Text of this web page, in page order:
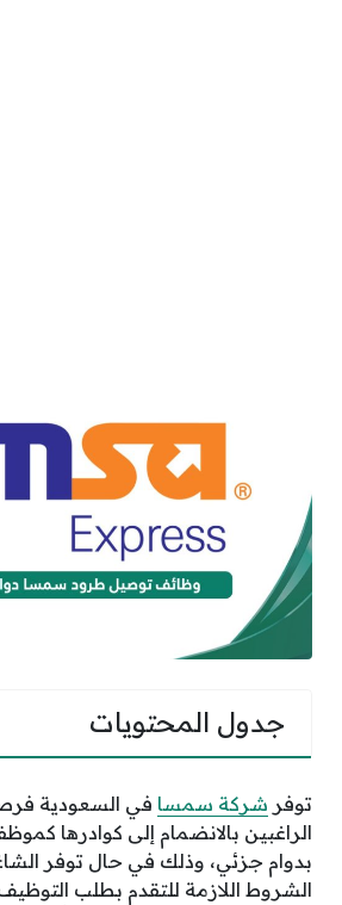
جدول المحتويات
توفر شركة سمسا في السعودية
الراغبين بالانضمام إلى كوادرها
بدوام جزئي، وذلك في حال توفر
الشروط اللازمة للتقدم بطلب